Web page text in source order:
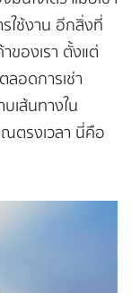
รใช้งาน อีกสิ่งที่
ของเรา ตั้งแต่
อดการเช่า
ส้นทางใน
ตรงเวลา นี่คือ